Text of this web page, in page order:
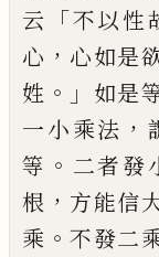
云
「不以性
心 ， 心如是
姓 。」 如是
一小乘法 ，
等 。 二者發
根 ， 方能信
乘 。不發二